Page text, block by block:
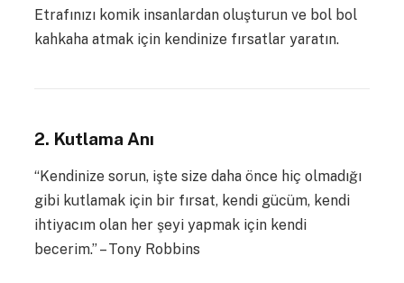
Etrafınızı komik insanlardan oluşturun ve bol bol
kahkaha atmak için kendinize fırsatlar yaratın.
2. Kutlama Anı
“Kendinize sorun, işte size daha önce hiç olmadığı
gibi kutlamak için bir fırsat, kendi gücüm, kendi
ihtiyacım olan her şeyi yapmak için kendi
becerim.” – Tony Robbins